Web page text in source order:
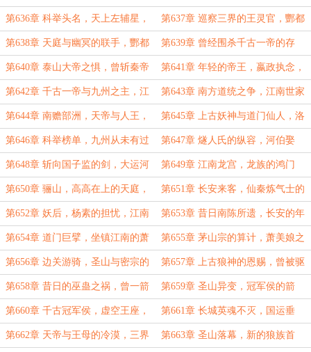
的帝星降临，隋二世命数！ 文运眷顾之人！
第636章 科举头名，天上左辅星，
天帝真正的落子！
第637章 巡察三界的王灵官，酆都
大帝到来，天帝的忌惮！
第638章 天庭与幽冥的联手，酆都
城中变故，七十二阴司之主！
第639章 曾经围杀千古一帝的存
在，幽冥之中的真正主宰！
第640章 泰山大帝之惧，曾斩秦帝
一身，燧人氏见嬴政
第641章 年轻的帝王，嬴政执念，
人族命运兴衰之地
第642章 千古一帝与九州之主，江
南动乱，普陀山来人
第643章 南方道统之争，江南世家
的隐秘，天喜星之主！
第644章 南赡部洲，天帝与人王，
昔年陨落的妖神！
第645章 上古妖神与道门仙人，洛
阳宫中谈文运，杨广的沉默
第646章 科举榜单，九州从未有过
盛世，大运河的隐患！
第647章 燧人氏的纵容，河伯娶
亲，龙王纳妾！
第648章 斩向国子监的剑，大运河
之南，龙族登场！
第649章 江南龙宫，龙族的鸿门
宴，青莲居士的酒！
第650章 骊山，高高在上的天庭，
疯狂的佛陀！
第651章 长安来客，仙秦炼气士的
传承，曾为始皇帝谋士！
第652章 妖后，杨素的担忧，江南
世家最后的底蕴
第653章 昔日南陈所遗，长安的年
轻将军，大隋十二卫！
第654章 道门巨擘，坐镇江南的萧
美娘，程家底蕴！
第655章 茅山宗的算计，萧美娘之
劫，紫微帝星下江南！
第656章 边关游骑，圣山与密宗的
图谋，上古狼王归来！
第657章 上古狼神的恩赐，曾被驱
逐出九州，仙神之罪！
第658章 昔日的巫蛊之祸，曾一箭
射杀天上帝君！
第659章 圣山异变，冠军侯的箭
术，神霄帝君之威！
第660章 千古冠军侯，虚空王座，
边关烽火到来！
第661章 长城英魂不灭，国运垂
临，大隋将星！
第662章 天帝与王母的冷漠，三界 第663章 圣山落幕，新的狼族首